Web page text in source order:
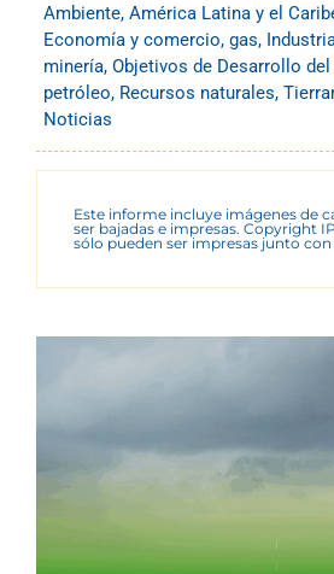
Ambiente, América Latina y el
Economía y comercio, gas,
minería, Objetivos de Desarrollo
petróleo, Recursos naturales,
Noticias
Este informe incluye imágenes de
ser bajadas e impresas. Copyright
sólo pueden ser impresas junto